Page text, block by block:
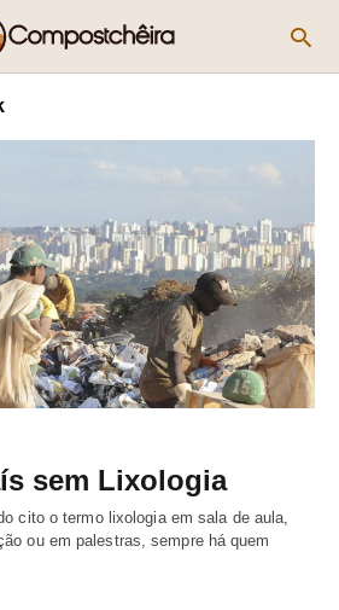
sem Lixologia
cito o termo lixologia em sala de aula,
ou em palestras, sempre há quem